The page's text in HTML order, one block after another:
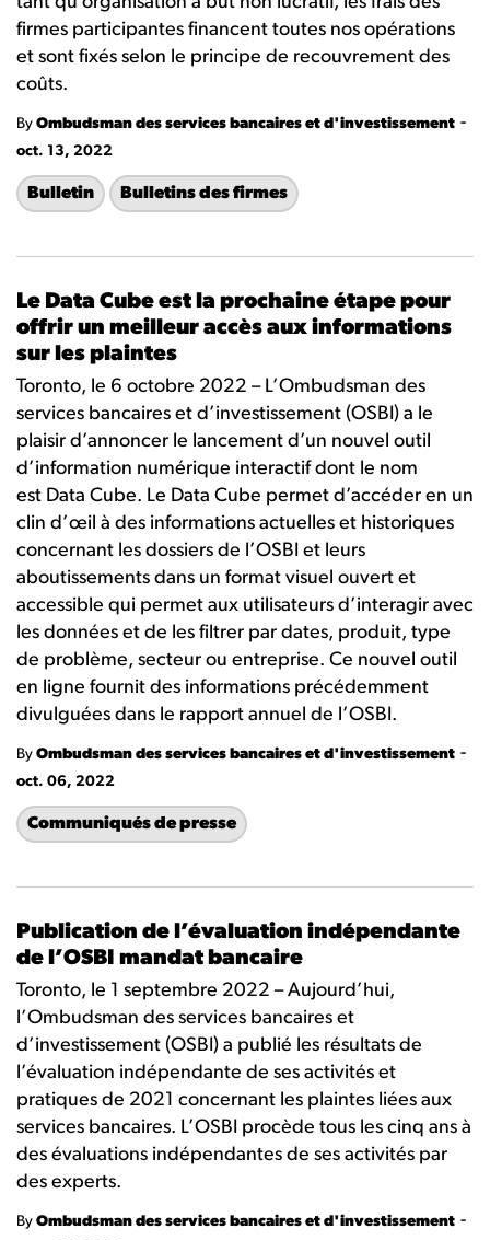
firmes participantes financent toutes nos opérations
et sont fixés selon le principe de recouvrement des
coûts.
By Ombudsman des services bancaires et d'investissement -
oct. 13, 2022
Bulletin Bulletins des firmes
Le Data Cube est la prochaine étape pour
offrir un meilleur accès aux informations
sur les plaintes
Toronto, le 6 octobre 2022 – L’Ombudsman des
services bancaires et d’investissement (OSBI) a le
plaisir d’annoncer le lancement d’un nouvel outil
d’information numérique interactif dont le nom
est Data Cube. Le Data Cube permet d’accéder en un
clin d’œil à des informations actuelles et historiques
concernant les dossiers de l’OSBI et leurs
aboutissements dans un format visuel ouvert et
accessible qui permet aux utilisateurs d’interagir avec
les données et de les filtrer par dates, produit, type
de problème, secteur ou entreprise. Ce nouvel outil
en ligne fournit des informations précédemment
divulguées dans le rapport annuel de l’OSBI.
By Ombudsman des services bancaires et d'investissement -
oct. 06, 2022
Communiqués de presse
Publication de l’évaluation indépendante
de l’OSBI mandat bancaire
Toronto, le 1 septembre 2022 – Aujourd’hui,
l’Ombudsman des services bancaires et
d’investissement (OSBI) a publié les résultats de
l’évaluation indépendante de ses activités et
pratiques de 2021 concernant les plaintes liées aux
services bancaires. L’OSBI procède tous les cinq ans à
des évaluations indépendantes de ses activités par
des experts.
By Ombudsman des services bancaires et d'investissement -